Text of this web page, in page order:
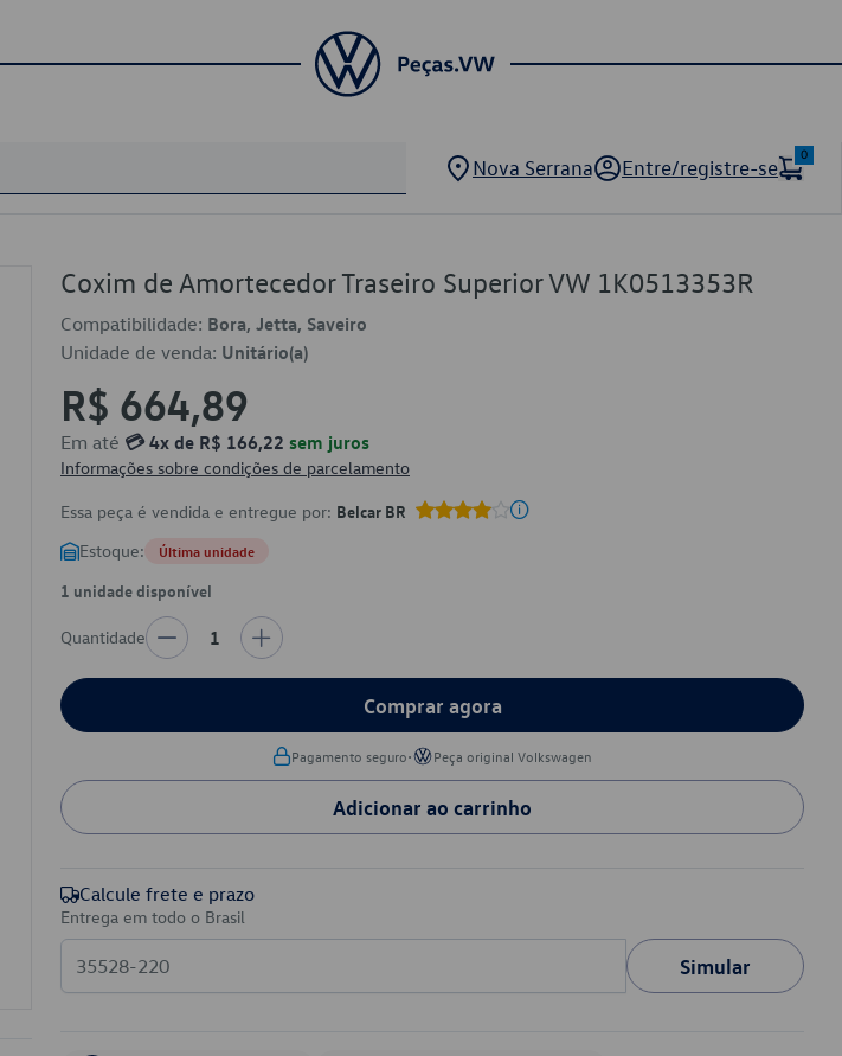
Nova Serrana Entre/registre-se
0
Coxim de Amortecedor Traseiro Superior VW 1K0513353R
Compatibilidade: Bora, Jetta, Saveiro
Unidade de venda: Unitário(a)
R$ 664,89
Em até 💳 4x de R$ 166,22 sem juros
Informações sobre condições de parcelamento
Essa peça é vendida e entregue por: Belcar BR
Estoque: Última unidade
1 unidade disponível
Quantidade 1
Comprar agora
Pagamento seguro• Peça original Volkswagen
Adicionar ao carrinho
Calcule frete e prazo
Entrega em todo o Brasil
Simular